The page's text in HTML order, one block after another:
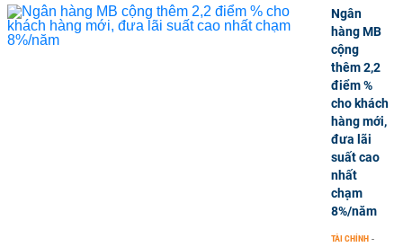
Ngân
hàng MB
cộng
thêm 2,2
điểm %
cho khách
hàng mới,
đưa lãi
suất cao
nhất
chạm
8%/năm
TÀI CHÍNH -